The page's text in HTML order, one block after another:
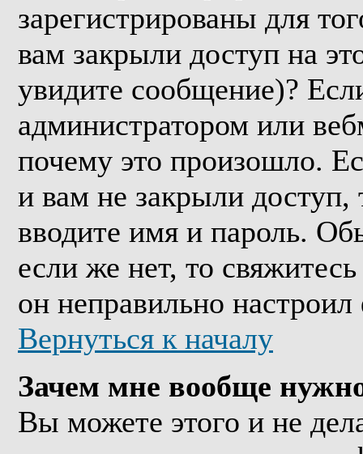
зарегистрированы для
вам закрыли доступ на
увидите сообщение)?
администратором или
почему это произошло.
и вам не закрыли доступ,
вводите имя и пароль.
если же нет, то
он неправильно
Вернуться к началу
Зачем мне вообще
Вы можете этого и не